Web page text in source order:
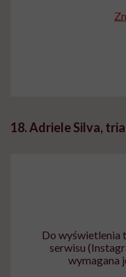
18. Adriele Silva,
Do wyświetlenia
serwisu
wymagana